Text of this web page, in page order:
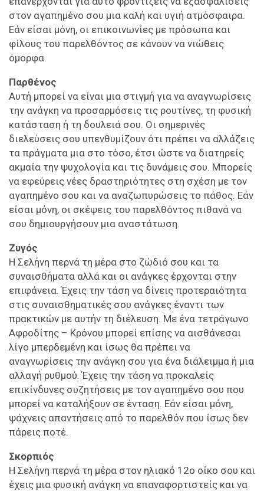
στον αγαπημένο σου μια καλή και υγιή ατμόσφαιρα.
Εάν είσαι μόνη, οι επικοινωνίες με πρόσωπα και
φίλους του παρελθόντος σε κάνουν να νιώθεις
όμορφα.
Παρθένος
Αυτή μπορεί να είναι μια στιγμή για να αναγνωρίσεις
την ανάγκη να προσαρμόσεις τις ρουτίνες, τη φυσική
κατάσταση ή τη δουλειά σου. Οι σημερινές
διελεύσεις σου υπενθυμίζουν ότι πρέπει να αλλάζεις
τα πράγματα μια στο τόσο, έτσι ώστε να διατηρείς
ακμαία την ψυχολογία και τις δυνάμεις σου. Μπορείς
να εφεύρεις νέες δραστηριότητες στη σχέση με τον
αγαπημένο σου και να αναζωπυρώσεις το πάθος. Εάν
είσαι μόνη, οι σκέψεις του παρελθόντος πιθανά να
σου δημιουργήσουν μια αναστάτωση.
Ζυγός
Η Σελήνη περνά τη μέρα στο ζώδιό σου και τα
συναισθήματα αλλά και οι ανάγκες έρχονται στην
επιφάνεια. Έχεις την τάση να δίνεις προτεραιότητα
στις συναισθηματικές σου ανάγκες έναντι των
πρακτικών με αυτήν τη διέλευση. Με ένα τετράγωνο
Αφροδίτης – Κρόνου μπορεί επίσης να αισθάνεσαι
λίγο μπερδεμένη και ίσως θα πρέπει να
αναγνωρίσεις την ανάγκη σου για ένα διάλειμμα ή μια
αλλαγή ρυθμού. Έχεις την τάση να προκαλείς
επικίνδυνες συζητήσεις με τον αγαπημένο σου που
μπορεί να καταλήξουν σε ένταση. Εάν είσαι μόνη,
ψάχνεις απαντήσεις από το παρελθόν που ίσως δεν
πάρεις ποτέ.
Σκορπιός
Η Σελήνη περνά τη μέρα στον ηλιακό 12ο οίκο σου και
έχεις μια φυσική ανάγκη να επαναφορτιστείς και να